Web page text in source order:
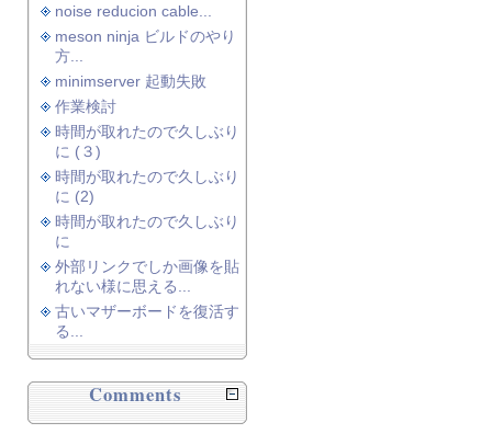
noise reducion cable...
meson ninja ビルドのやり
方...
minimserver 起動失敗
作業検討
時間が取れたので久しぶり
に (３)
時間が取れたので久しぶり
に (2)
時間が取れたので久しぶり
に
外部リンクでしか画像を貼
れない様に思える...
古いマザーボードを復活す
る...
Comments